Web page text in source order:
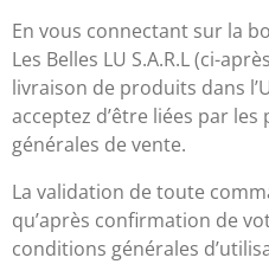
En vous connectant sur la
Les Belles LU S.A.R.L (ci-
livraison de produits dans
acceptez d’être liées par
générales de vente.
La validation de toute
qu’après confirmation de
conditions générales